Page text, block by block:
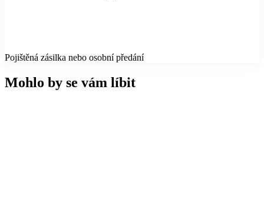
Pojištěná zásilka nebo osobní předání
Mohlo by se vám líbit